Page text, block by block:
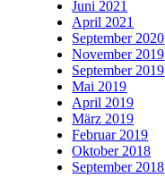
Juni 2021
April 2021
September 2020
November 2019
September 2019
Mai 2019
April 2019
März 2019
Februar 2019
Oktober 2018
September 2018